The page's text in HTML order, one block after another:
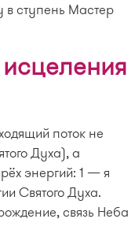
ступень Мастер
поток не
Духа), а
энергий: 1 — я
Святого Духа.
связь Неба